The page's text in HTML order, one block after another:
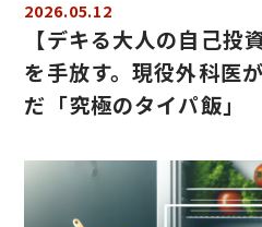
2026.05.12
【デキる大人の自己
を手放す。現役外科医
だ「究極のタイパ飯」